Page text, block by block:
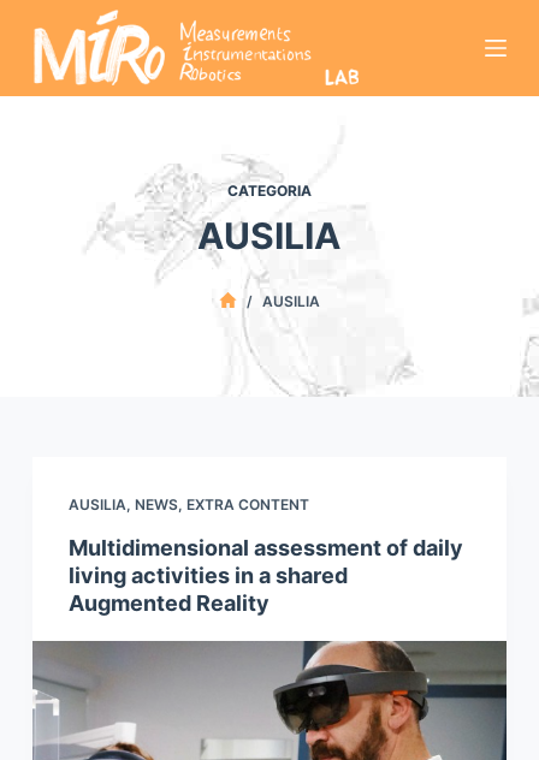
S
l
CATEGORIA
AUSILIA
/ AUSILIA
AUSILIA, NEWS, EXTRA CONTENT
Multidimensional assessment of daily
living activities in a shared
Augmented Reality